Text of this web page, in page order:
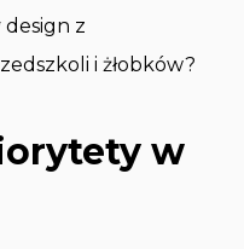
design z
i żłobków?
w